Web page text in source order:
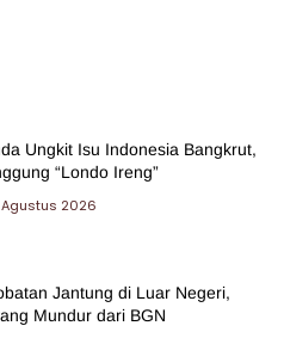
Ungkit Isu Indonesia Bangkrut,
“Londo Ireng”
2026
Jantung di Luar Negeri,
Mundur dari BGN